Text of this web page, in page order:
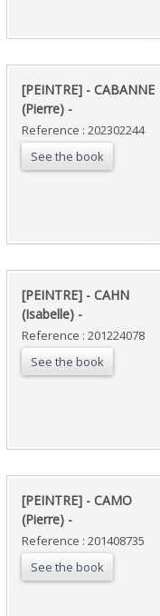
‎[PEINTRE] - CABANNE
(Pierre) - ‎
Reference : 202302244
See the book
‎[PEINTRE] - CAHN
(Isabelle) - ‎
Reference : 201224078
See the book
‎[PEINTRE] - CAMO
(Pierre) - ‎
Reference : 201408735
See the book